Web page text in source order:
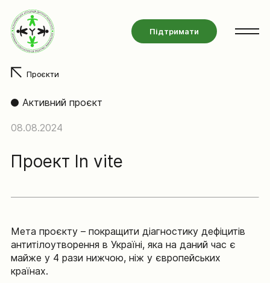
Підтримати
Проєкти
Активний проєкт
08.08.2024
Проект In vite
Мета проєкту – покращити діагностику дефіцитів
антитілоутворення в Україні, яка на даний час є
майже у 4 рази нижчою, ніж у європейських
країнах.